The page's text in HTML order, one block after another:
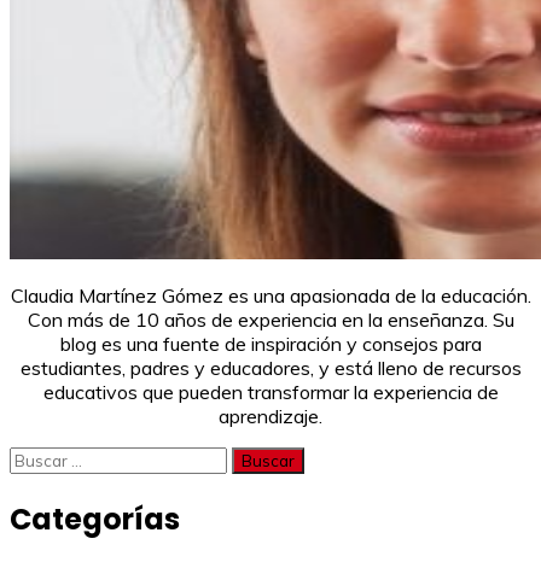
Claudia Martínez Gómez es una apasionada de la educación.
Con más de 10 años de experiencia en la enseñanza. Su
blog es una fuente de inspiración y consejos para
estudiantes, padres y educadores, y está lleno de recursos
educativos que pueden transformar la experiencia de
aprendizaje.
Buscar:
Categorías